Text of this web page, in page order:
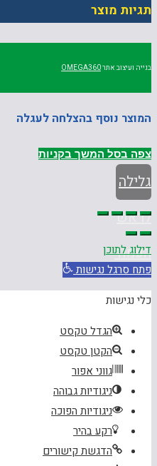
תגיות מוצר
בנייה ועיצוב אתרOMEGA360
המוצר נוסף בהצלחה לעגלה
צפה בסל המשך בקניות
גלילה
לראש
העמוד
דילוג לתוכן
פתח סרגל נגישות
כלי נגישות
הגדל טקסט
הקטן טקסט
גווני אפור
ניגודיות גבוהה
ניגודיות הפוכה
רקע בהיר
הדגשת קישורים